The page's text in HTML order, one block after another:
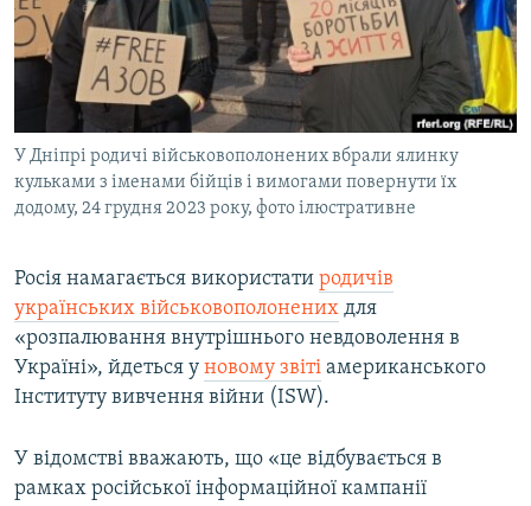
СВІДЧЕННЯ ОКУПАЦІЇ
УКРАЇНСЬКА ПРОБЛЕМА КРИМУ
ІНФОГРАФІКА
Русский
Qırımtatar
ДОЛУЧАЙСЯ!
У Дніпрі родичі військовополонених вбрали ялинку
кульками з іменами бійців і вимогами повернути їх
додому, 24 грудня 2023 року, фото ілюстративне
Росія намагається використати родичів
українських військовополонених для
«розпалювання внутрішнього невдоволення в
Україні», йдеться у новому звіті американського
Інституту вивчення війни (ISW).
У відомстві вважають, що «це відбувається в
рамках російської інформаційної кампанії